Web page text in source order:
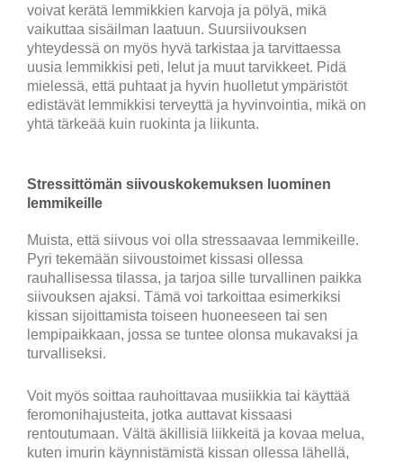
voivat kerätä lemmikkien karvoja ja pölyä, mikä
vaikuttaa sisäilman laatuun. Suursiivouksen
yhteydessä on myös hyvä tarkistaa ja tarvittaessa
uusia lemmikkisi peti, lelut ja muut tarvikkeet. Pidä
mielessä, että puhtaat ja hyvin huolletut ympäristöt
edistävät lemmikkisi terveyttä ja hyvinvointia, mikä on
yhtä tärkeää kuin ruokinta ja liikunta.
Stressittömän siivouskokemuksen luominen
lemmikeille
Muista, että siivous voi olla stressaavaa lemmikeille.
Pyri tekemään siivoustoimet kissasi ollessa
rauhallisessa tilassa, ja tarjoa sille turvallinen paikka
siivouksen ajaksi. Tämä voi tarkoittaa esimerkiksi
kissan sijoittamista toiseen huoneeseen tai sen
lempipaikkaan, jossa se tuntee olonsa mukavaksi ja
turvalliseksi.
Voit myös soittaa rauhoittavaa musiikkia tai käyttää
feromonihajusteita, jotka auttavat kissaasi
rentoutumaan. Vältä äkillisiä liikkeitä ja kovaa melua,
kuten imurin käynnistämistä kissan ollessa lähellä,